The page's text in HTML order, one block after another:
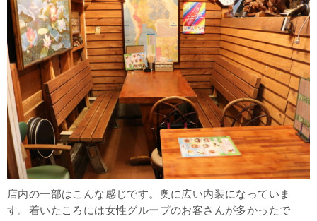
店内の一部はこんな感じです。奥に広い内装になっていま
す。着いたころには女性グループのお客さんが多かったで